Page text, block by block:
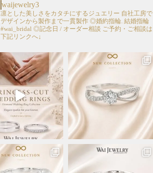
waijewelry3
凛とした美しさをカタチにするジュエリー 自社工房で
デザインから製作まで一貫製作 ◎婚約指輪. 結婚指輪
#wai_bridal ◎記念日 / オーダー相談 ご予約・ご相談は
下記リンクへ↓